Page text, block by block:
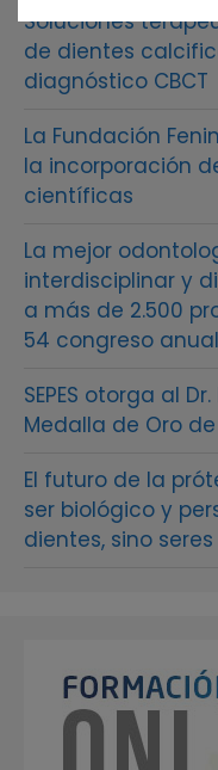
Soluciones
de dientes
diagnóstico CBCT
La Fundación
la incorporación
científicas
La mejor
interdisciplinar y
a más de 2.500
54 congreso anual
SEPES otorga al
Medalla de Oro
El futuro de la
ser biológico y
dientes, sino